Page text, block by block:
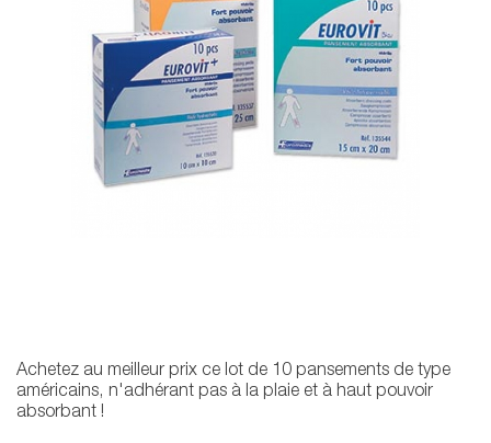
Achetez au meilleur prix ce lot de 10 pansements de type
américains, n'adhérant pas à la plaie et à haut pouvoir
absorbant !